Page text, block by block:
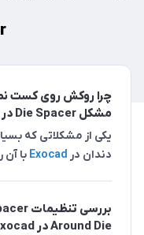
چرا روکش روی کست
مشکل Die Spacer در Exocad
یکی از مشکلاتی که
دندان در Exocad با
Around Die در Exocad